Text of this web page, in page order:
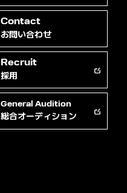
Contact
お問い合わせ
Recruit
採用
General Audition
総合オーディション